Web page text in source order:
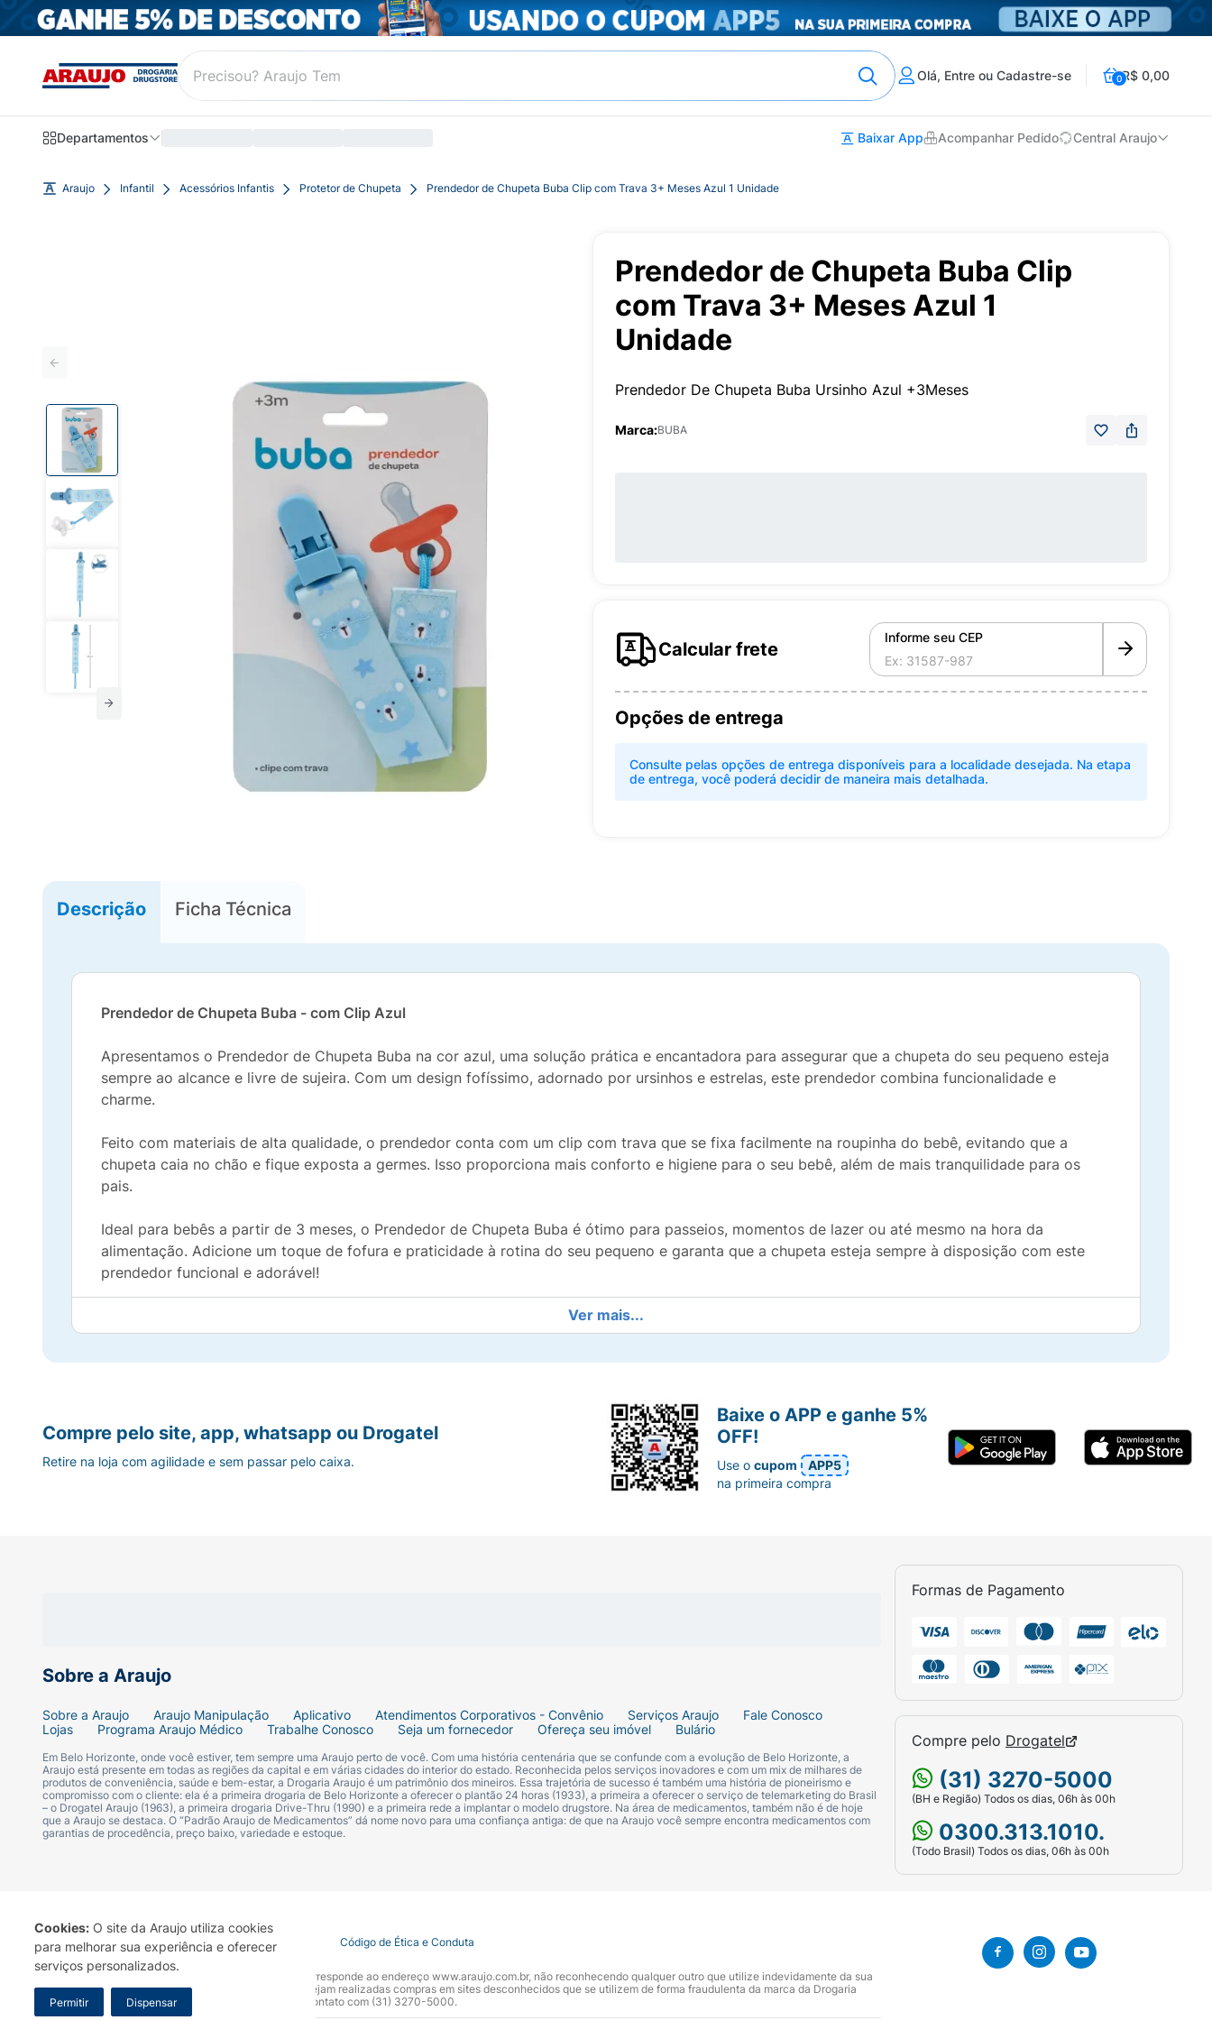
Cookies: O site da Araujo utiliza cookies
para melhorar sua experiência e oferecer
serviços personalizados.
Permitir Dispensar
Olá, Entre ou Cadastre-se 0R$ 0,00
Departamentos Baixar App Acompanhar Pedido Central Araujo
Araujo Infantil Acessórios Infantis Protetor de Chupeta Prendedor de Chupeta Buba Clip com Trava 3+ Meses Azul 1 Unidade
Prendedor de Chupeta Buba Clip
com Trava 3+ Meses Azul 1
Unidade
Prendedor De Chupeta Buba Ursinho Azul +3Meses
Marca:BUBA
Calcular frete
Informe seu CEP
Opções de entrega
Consulte pelas opções de entrega disponíveis para a localidade desejada. Na etapa
de entrega, você poderá decidir de maneira mais detalhada.
Descrição Ficha Técnica
Prendedor de Chupeta Buba - com Clip Azul
Apresentamos o Prendedor de Chupeta Buba na cor azul, uma solução prática e encantadora para assegurar que a chupeta do seu pequeno esteja
sempre ao alcance e livre de sujeira. Com um design fofíssimo, adornado por ursinhos e estrelas, este prendedor combina funcionalidade e
charme.
Feito com materiais de alta qualidade, o prendedor conta com um clip com trava que se fixa facilmente na roupinha do bebê, evitando que a
chupeta caia no chão e fique exposta a germes. Isso proporciona mais conforto e higiene para o seu bebê, além de mais tranquilidade para os
pais.
Ideal para bebês a partir de 3 meses, o Prendedor de Chupeta Buba é ótimo para passeios, momentos de lazer ou até mesmo na hora da
alimentação. Adicione um toque de fofura e praticidade à rotina do seu pequeno e garanta que a chupeta esteja sempre à disposição com este
prendedor funcional e adorável!
Ver mais...
Sobre a Araujo
Sobre a Araujo Araujo Manipulação Aplicativo Atendimentos Corporativos - Convênio Serviços Araujo
Fale Conosco
Lojas
Programa Araujo Médico Trabalhe Conosco Seja um fornecedor Ofereça seu imóvel Bulário
Em Belo Horizonte, onde você estiver, tem sempre uma Araujo perto de você. Com uma história centenária que se confunde com a evolução de Belo Horizonte, a
Araujo está presente em todas as regiões da capital e em várias cidades do interior do estado. Reconhecida pelos serviços inovadores e com um mix de milhares de
produtos de conveniência, saúde e bem-estar, a Drogaria Araujo é um patrimônio dos mineiros. Essa trajetória de sucesso é também uma história de pioneirismo e
compromisso com o cliente: ela é a primeira drogaria de Belo Horizonte a oferecer o plantão 24 horas (1933), a primeira a oferecer o serviço de telemarketing do Brasil
– o Drogatel Araujo (1963), a primeira drogaria Drive-Thru (1990) e a primeira rede a implantar o modelo drugstore. Na área de medicamentos, também não é de hoje
que a Araujo se destaca. O “Padrão Araujo de Medicamentos” dá nome novo para uma confiança antiga: de que na Araujo você sempre encontra medicamentos com
garantias de procedência, preço baixo, variedade e estoque.
Formas de Pagamento
Compre pelo Drogatel
(31) 3270-5000
(BH e Região) Todos os dias, 06h às 00h
0300.313.1010.
(Todo Brasil) Todos os dias, 06h às 00h
Compre pelo site, app, whatsapp ou Drogatel
Retire na loja com agilidade e sem passar pelo caixa.
Baixe o APP e ganhe 5%
OFF!
Use ocupom
APP5
na primeira compra
Termo de Uso Portal da Privacidade Covid-19 Código de Ética e Conduta
A Drogaria Araujo S/A informa que o seu site oficial corresponde ao endereço www.araujo.com.br, não reconhecendo qualquer outro que utilize indevidamente da sua
marca. Para sua segurança recomendamos que não sejam realizadas compras em sites desconhecidos que se utilizem de forma fraudulenta da marca da Drogaria
Araujo S.A. Em caso de dúvidas, gentileza entrar em contato com (31) 3270-5000.